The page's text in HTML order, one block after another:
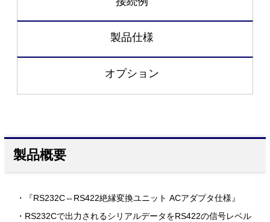
製品仕様
オプション
製品概要
・『RS232C⇔RS422絶縁変換ユニット ACアダプタ仕様』
・RS232Cで出力されるシリアルデータをRS422の信号レベル